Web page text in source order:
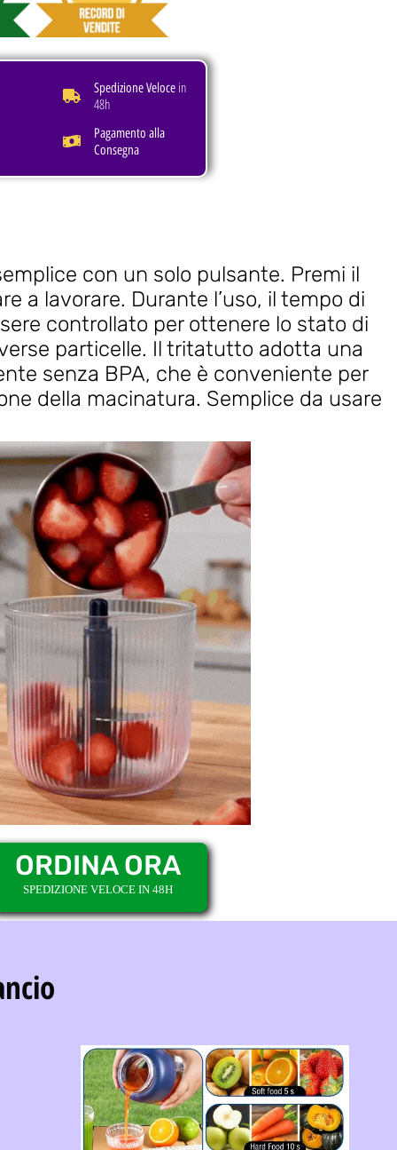
Spedizione Veloce in
48h
Pagamento alla
Consegna
con un solo pulsante. Premi il
a lavorare. Durante l’uso, il tempo di
controllato per ottenere lo stato di
particelle. Il tritatutto adotta una
senza BPA, che è conveniente per
della macinatura. Semplice da usare
ORDINA ORA
SPEDIZIONE VELOCE IN 48H